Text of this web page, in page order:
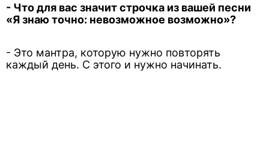
- Что для вас значит строчка из вашей песни
«Я знаю точно: невозможное возможно»?
- Это мантра, которую нужно повторять
каждый день. С этого и нужно начинать.